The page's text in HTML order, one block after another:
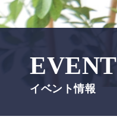
EVENT
イベント情報